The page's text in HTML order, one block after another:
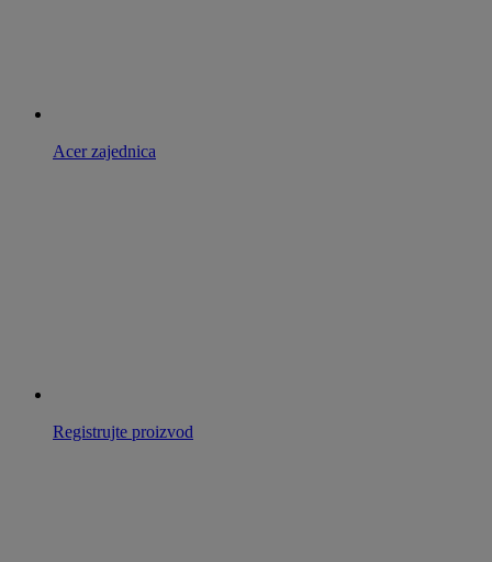
Acer zajednica
Registrujte proizvod